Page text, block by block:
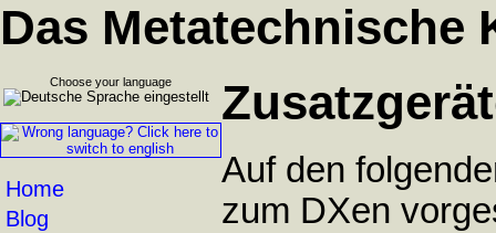
Das Metatechnische
Choose your language
Home
Blog
Auf den
zum DXen